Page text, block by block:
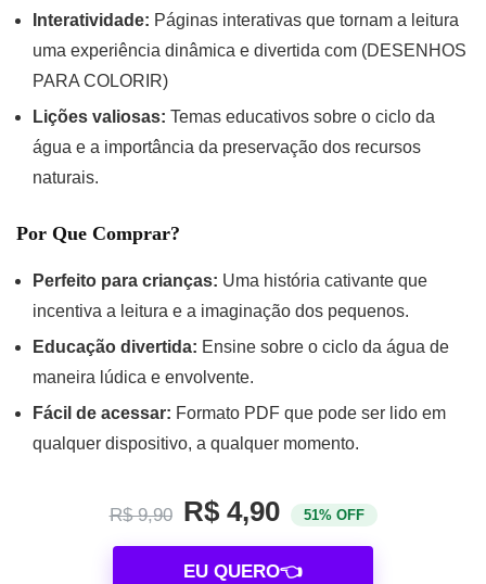
Interatividade: Páginas interativas que tornam a leitura
uma experiência dinâmica e divertida com (DESENHOS
PARA COLORIR)
Lições valiosas: Temas educativos sobre o ciclo da
água e a importância da preservação dos recursos
naturais.
Por Que Comprar?
Perfeito para crianças: Uma história cativante que
incentiva a leitura e a imaginação dos pequenos.
Educação divertida: Ensine sobre o ciclo da água de
maneira lúdica e envolvente.
Fácil de acessar: Formato PDF que pode ser lido em
qualquer dispositivo, a qualquer momento.
R$ 9,90 R$ 4,90 51% OFF
EU QUERO👈